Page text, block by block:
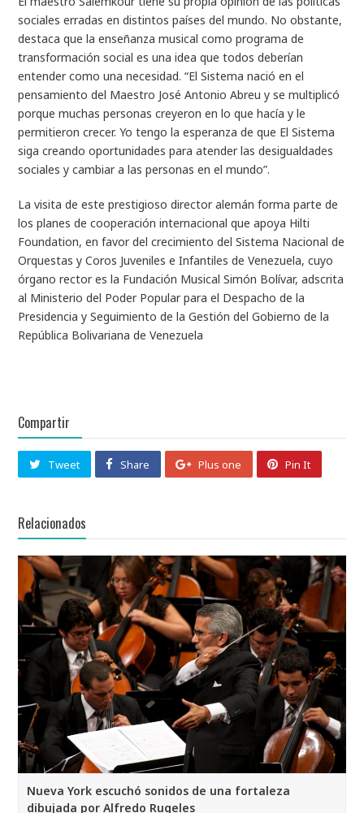
sociales erradas en distintos países del mundo. No obstante,
destaca que la enseñanza musical como programa de
transformación social es una idea que todos deberían
entender como una necesidad. “El Sistema nació en el
pensamiento del Maestro José Antonio Abreu y se multiplicó
porque muchas personas creyeron en lo que hacía y le
permitieron crecer. Yo tengo la esperanza de que El Sistema
siga creando oportunidades para atender las desigualdades
sociales y cambiar a las personas en el mundo”.
La visita de este prestigioso director alemán forma parte de
los planes de cooperación internacional que apoya Hilti
Foundation, en favor del crecimiento del Sistema Nacional de
Orquestas y Coros Juveniles e Infantiles de Venezuela, cuyo
órgano rector es la Fundación Musical Simón Bolívar, adscrita
al Ministerio del Poder Popular para el Despacho de la
Presidencia y Seguimiento de la Gestión del Gobierno de la
República Bolivariana de Venezuela
Compartir
Tweet Share Plus one Pin It
Relacionados
Nueva York escuchó sonidos de una fortaleza
dibujada por Alfredo Rugeles